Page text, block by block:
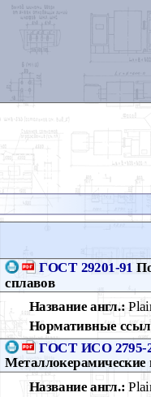
ГОСТ 29201-91
сплавов
Название англ.:
Нормативные
ГОСТ ИСО 2795-
Металлокерамические
Название англ.: